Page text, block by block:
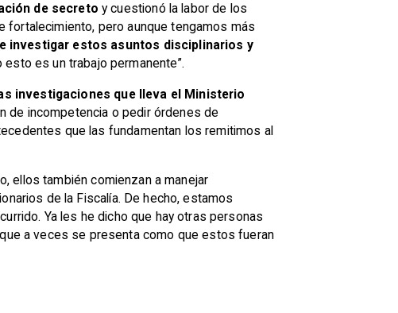
de secreto y cuestionó la labor de los
fortalecimiento, pero aunque tengamos más
investigar estos asuntos disciplinarios y
es un trabajo permanente”.
investigaciones que lleva el Ministerio
de incompetencia o pedir órdenes de
que las fundamentan los remitimos al
ellos también comienzan a manejar
de la Fiscalía. De hecho, estamos
Ya les he dicho que hay otras personas
a veces se presenta como que estos fueran